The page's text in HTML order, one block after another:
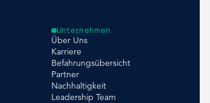
Unternehmen
Über Uns
Karriere
Befahrungsübersicht
Partner
Nachhaltigkeit
Leadership Team